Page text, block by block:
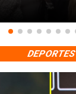
DEPORTES